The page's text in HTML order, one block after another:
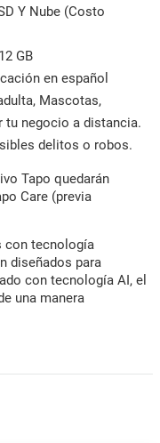
Y Nube (Costo
GB
en español
Mascotas,
tu negocio a distancia.
delitos o robos.
Tapo quedarán
Care (previa
con tecnología
diseñados para
con tecnología AI, el
una manera